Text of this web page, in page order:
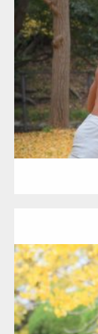
Category: 公
ダウ
Category:公園の